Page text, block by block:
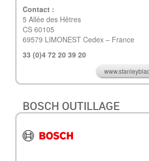
Contact :
5 Allée des Hêtres
CS 60105
69579 LIMONEST Cedex – France
33 (0)4 72 20 39 20
BOSCH OUTILLAGE